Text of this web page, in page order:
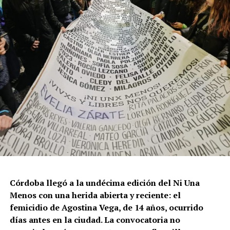
Córdoba llegó a la undécima edición del Ni Una
Menos con una herida abierta y reciente: el
femicidio de Agostina Vega, de 14 años, ocurrido
días antes en la ciudad. La convocatoria no